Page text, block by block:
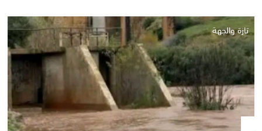
تازة والجهة